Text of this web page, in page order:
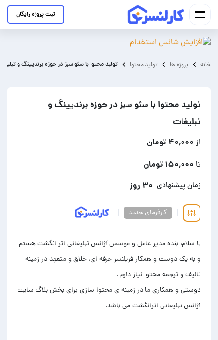
ثبت پروژه رایگان
خانه پروژه ها تولید محتوا تولید محتوا با سئو سبز در حوزه برندیینگ و
تولید محتوا با سئو سبز در حوزه برندیینگ و
تبلیغات
از ۴۰,۰۰۰ تومان
تا ۱۵۰,۰۰۰ تومان
زمان پیشنهادی ۳۰ روز
کارفرمای جدید
با سلام، بنده مدیر عامل و موسس آژانس تبلیغاتی اثر انگشت هستم
و به یک دوست و همکار فریلنسر حرفه ای، خلاق و متعهد در زمینه
دوستی و همکاری ما در زمینه ی محتوا سازی برای بخش بلاگ سایت